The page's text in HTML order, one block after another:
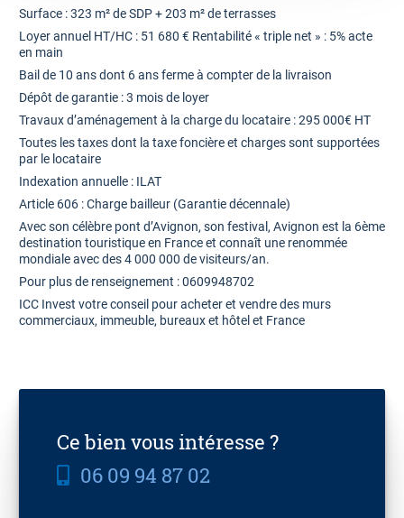
Surface : 323 m² de SDP + 203 m² de terrasses
Loyer annuel HT/HC : 51 680 € Rentabilité « triple net » : 5% acte
en main
Bail de 10 ans dont 6 ans ferme à compter de la livraison
Dépôt de garantie : 3 mois de loyer
Travaux d’aménagement à la charge du locataire : 295 000€ HT
Toutes les taxes dont la taxe foncière et charges sont supportées
par le locataire
Indexation annuelle : ILAT
Article 606 : Charge bailleur (Garantie décennale)
Avec son célèbre pont d’Avignon, son festival, Avignon est la 6ème
destination touristique en France et connaît une renommée
mondiale avec des 4 000 000 de visiteurs/an.
Pour plus de renseignement : 0609948702
ICC Invest votre conseil pour acheter et vendre des murs
commerciaux, immeuble, bureaux et hôtel et France
Ce bien vous intéresse ?
06 09 94 87 02